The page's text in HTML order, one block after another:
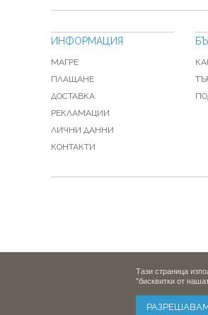
ИНФОРМАЦИЯ
МАГРЕ
ПЛАЩАНЕ
ДОСТАВКА
РЕКЛАМАЦИИ
ЛИЧНИ ДАННИ
КОНТАКТИ
Тази страница
"бисквитки от